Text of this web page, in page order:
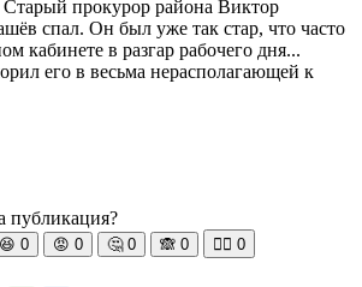
Старый прокурор района Виктор
спал. Он был уже так стар, что часто
кабинете в разгар рабочего дня...
его в весьма нерасполагающей к
публикация?
😆 0 😡 0 🤔 0 🙈 0 🧘‍♀️ 0